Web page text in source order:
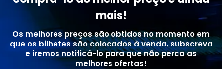
mais!
Os melhores preços são obtidos no momento em
que os bilhetes são colocados à venda, subscreva
e iremos notificá-lo para que não perca as
melhores ofertas!